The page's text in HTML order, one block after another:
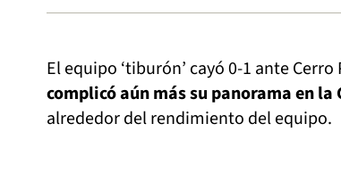
El equipo ‘tiburón’ cayó 0-1 ante
complicó aún más su panorama en
alrededor del rendimiento del equipo.